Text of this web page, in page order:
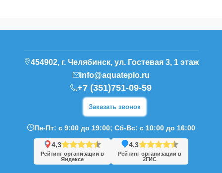
454902, г. Челябинск, ул. Гостевая 3, 1 этаж
info@aquateplo.ru
+7 (351)751-09-59
Заказать звонок
Пн-Пт: с 9:00 до 19:00; Сб-Вс: с 10:00 до 16:00
4,3
Рейтинг организации в
Яндексе
4,3
Рейтинг организации в
2ГИС